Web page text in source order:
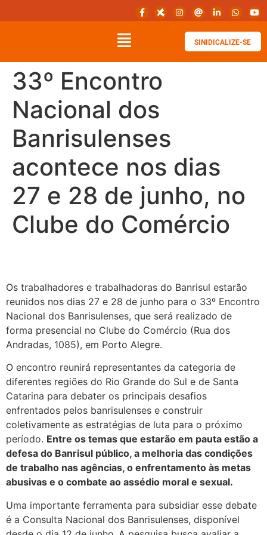
SINIDICALIZE-SE
33º Encontro
Nacional dos
Banrisulenses
acontece nos dias
27 e 28 de junho, no
Clube do Comércio
Os trabalhadores e trabalhadoras do Banrisul estarão
reunidos nos dias 27 e 28 de junho para o 33º Encontro
Nacional dos Banrisulenses, que será realizado de
forma presencial no Clube do Comércio (Rua dos
Andradas, 1085), em Porto Alegre.
O encontro reunirá representantes da categoria de
diferentes regiões do Rio Grande do Sul e de Santa
Catarina para debater os principais desafios
enfrentados pelos banrisulenses e construir
coletivamente as estratégias de luta para o próximo
período. Entre os temas que estarão em pauta estão a
defesa do Banrisul público, a melhoria das condições
de trabalho nas agências, o enfrentamento às metas
abusivas e o combate ao assédio moral e sexual.
Uma importante ferramenta para subsidiar esse debate
é a Consulta Nacional dos Banrisulenses, disponível